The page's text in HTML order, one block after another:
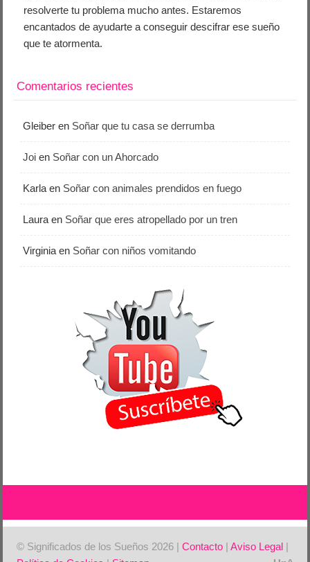
resolverte tu problema mucho antes. Estaremos
encantados de ayudarte a conseguir descifrar ese sueño
que te atormenta.
Comentarios recientes
Gleiber en Soñar que tu casa se derrumba
Joi en Soñar con un Ahorcado
Karla en Soñar con animales prendidos en fuego
Laura en Soñar que eres atropellado por un tren
Virginia en Soñar con niños vomitando
© Significados de los Sueños 2026 |Contacto |Aviso Legal |